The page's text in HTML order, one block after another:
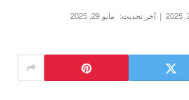
آخر تحديث: مايو 29, 2025